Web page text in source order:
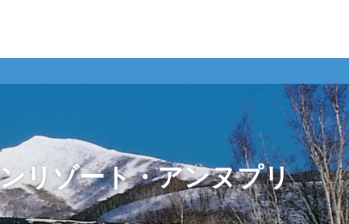
リゾート・アンヌプリ